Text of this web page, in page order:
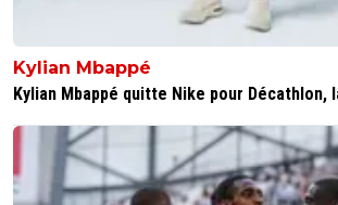
Kylian Mbappé
Kylian Mbappé quitte Nike pour Décathlon,